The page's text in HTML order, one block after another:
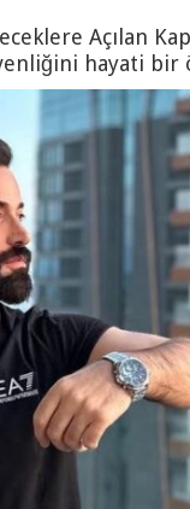
Açılan
hayati bir